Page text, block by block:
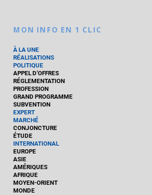
MON INFO EN 1 CLIC
À LA UNE
RÉALISATIONS
POLITIQUE
APPEL D’OFFRES
RÉGLEMENTATION
PROFESSION
GRAND PROGRAMME
SUBVENTION
EXPERT
MARCHÉ
CONJONCTURE
ÉTUDE
INTERNATIONAL
EUROPE
ASIE
AMÉRIQUES
AFRIQUE
MOYEN-ORIENT
MONDE